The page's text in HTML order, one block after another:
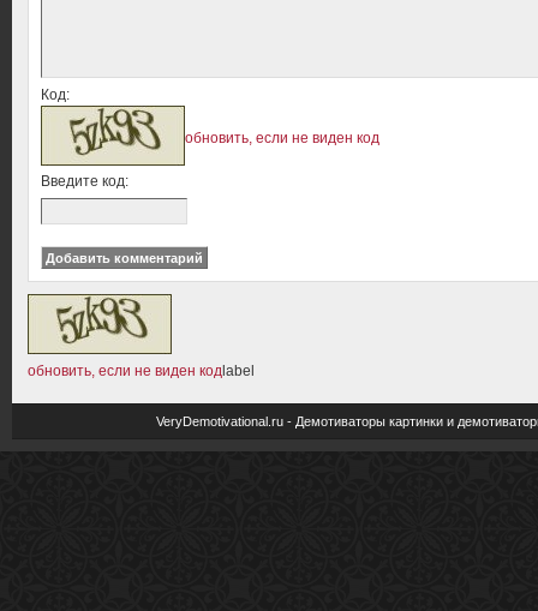
Код:
обновить, если не виден код
Введите код:
обновить, если не виден кодlabel
VeryDemotivational.ru - Демотиваторы картинки и